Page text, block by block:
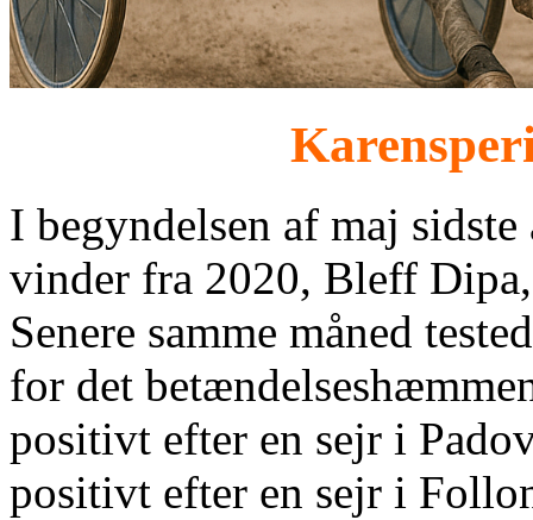
I begyndelsen af maj
vinder fra 2020, Bleff
Senere samme måned
for det
positivt efter en sejr i
positivt efter en sejr i